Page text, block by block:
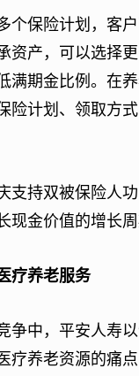
保险计划，客户
资产，可以选择
满期金比例。在
险计划、领取方
持双被保险人功
现金价值的增长周
疗养老服务
中，平安人寿以
疗养老资源的痛